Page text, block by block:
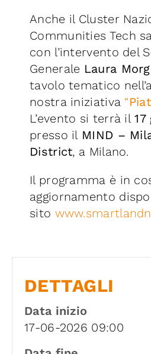
Anche il Cluster
Communities Tech
con l’intervento del
Generale Laura
tavolo tematico
nostra iniziativa “
L’evento si terrà il
presso il MIND –
District, a Milano.
Il programma è in
aggiornamento
sito www.smart
DETTAGLI
Data inizio
17-06-2026 09:00